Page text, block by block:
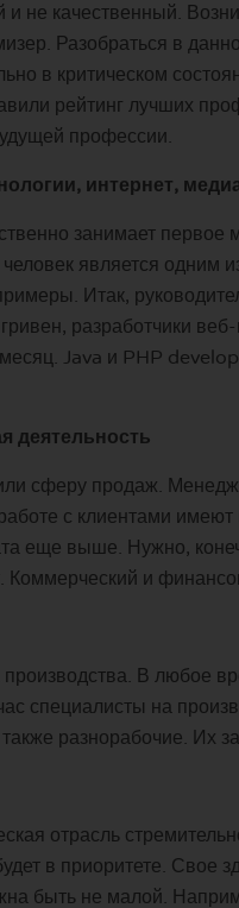
не качественный.
Разобраться в
в критическом
рейтинг лучших
профессии.
интернет,
занимает
является
Итак,
разработчики
Java и PHP
деятельность
сферу продаж.
с клиентами
еще выше. Нужно,
Коммерческий и
производства. В любое
специалисты на
разнорабочие. Их
отрасль
в приоритете. Свое
быть не малой.